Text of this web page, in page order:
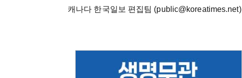
캐나다 한국일보 편집팀 (public@koreatimes.net)